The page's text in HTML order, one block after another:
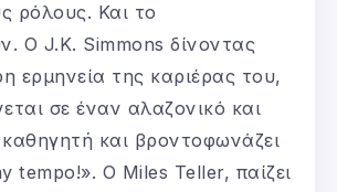
ρόλους. Και το
O J.K. Simmons δίνοντας
ερμηνεία της καριέρας του,
σε έναν αλαζονικό και
και βροντοφωνάζει
tempo!». O Miles Teller, παίζει